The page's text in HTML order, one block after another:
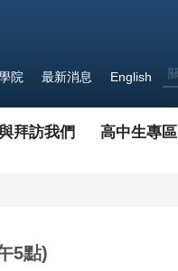
院 最新消息 English
拜訪我們 高中生專區
5點)